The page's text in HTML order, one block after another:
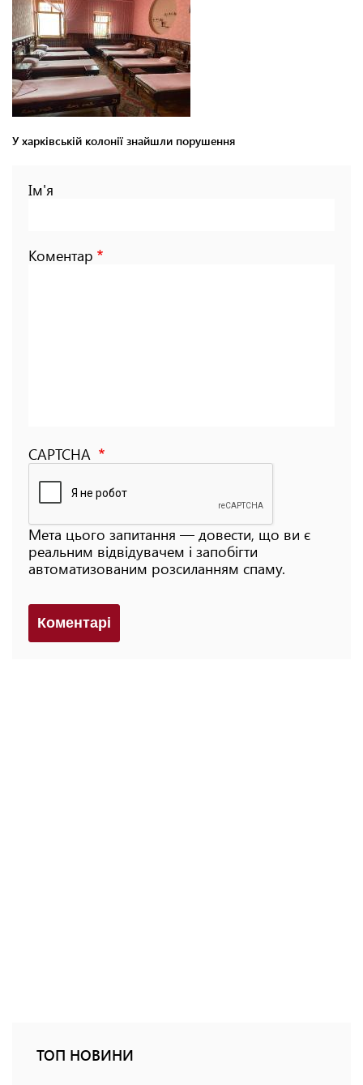
У харківській колонії знайшли порушення
Ім'я
Коментар
CAPTCHA
Мета цього запитання — довести, що ви є
реальним відвідувачем і запобігти
автоматизованим розсиланням спаму.
Коментарi
ТОП НОВИНИ